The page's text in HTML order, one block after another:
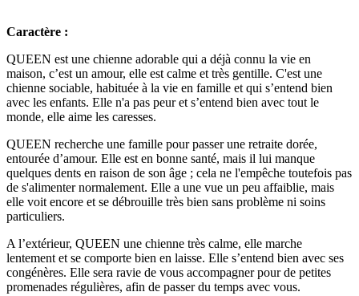
Caractère :
QUEEN est une chienne adorable qui a déjà connu la vie en
maison, c’est un amour, elle est calme et très gentille. C'est une
chienne sociable, habituée à la vie en famille et qui s’entend bien
avec les enfants. Elle n'a pas peur et s’entend bien avec tout le
monde, elle aime les caresses.
QUEEN recherche une famille pour passer une retraite dorée,
entourée d’amour. Elle est en bonne santé, mais il lui manque
quelques dents en raison de son âge ; cela ne l'empêche toutefois pas
de s'alimenter normalement. Elle a une vue un peu affaiblie, mais
elle voit encore et se débrouille très bien sans problème ni soins
particuliers.
A l’extérieur, QUEEN une chienne très calme, elle marche
lentement et se comporte bien en laisse. Elle s’entend bien avec ses
congénères. Elle sera ravie de vous accompagner pour de petites
promenades régulières, afin de passer du temps avec vous.